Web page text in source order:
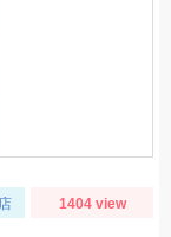
1404 view